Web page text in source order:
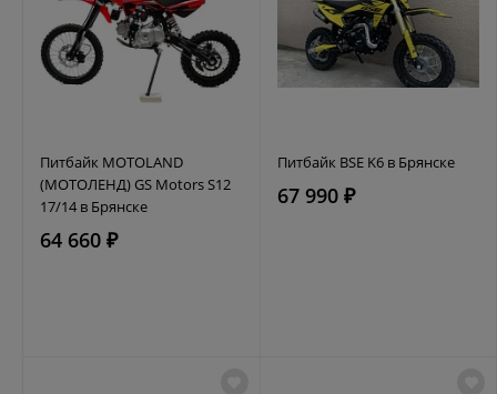
Питбайк MOTOLAND
(МОТОЛЕНД) GS Motors S12
17/14 в Брянске
64 660 ₽
Питбайк BSE K6 в Брянске
67 990 ₽